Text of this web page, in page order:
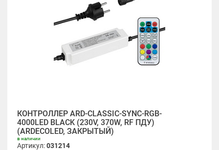
КОНТРОЛЛЕР ARD-CLASSIC-SYNC-RGB-
4000LED BLACK (230V, 370W, RF ПДУ)
(ARDECOLED, ЗАКРЫТЫЙ)
в наличии
Артикул:031214